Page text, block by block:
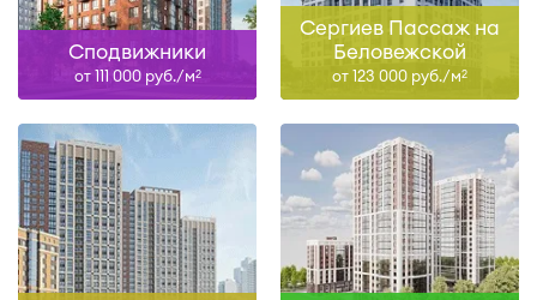
Сподвижники
от 111 000 руб./м2
Сергиев Пассаж на
Беловежской
от 123 000 руб./м2